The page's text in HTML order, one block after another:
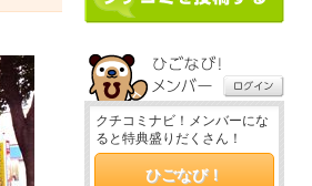
クチコミナビ！メンバーにな
ると特典盛りだくさん！
ひごなび！